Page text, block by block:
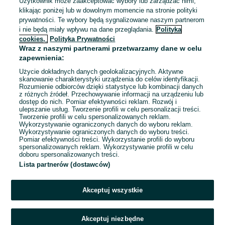
Custom Dark Hi-hat 14” ‼️
699 zł
735,14 zł z Pakietem
Ochronnym
Wągrowiec
Odświeżono dnia 05 sierpnia 2026
1 2 3 ... 32
klikając poniżej lub w dowolnym momencie na stronie polityki
prywatności. Te wybory będą sygnalizowane naszym partnerom
i nie będą miały wpływu na dane przeglądania. Polityka
cookies,
Polityka Prywatności
Wraz z naszymi partnerami przetwarzamy dane w celu
zapewnienia:
Użycie dokładnych danych geolokalizacyjnych. Aktywne
skanowanie charakterystyki urządzenia do celów identyfikacji.
Rozumienie odbiorców dzięki statystyce lub kombinacji danych
z różnych źródeł. Przechowywanie informacji na urządzeniu lub
dostęp do nich. Pomiar efektywności reklam. Rozwój i
ulepszanie usług. Tworzenie profili w celu personalizacji treści.
Tworzenie profili w celu spersonalizowanych reklam.
Wykorzystywanie ograniczonych danych do wyboru reklam.
Wykorzystywanie ograniczonych danych do wyboru treści.
Pomiar efektywności treści. Wykorzystanie profili do wyboru
spersonalizowanych reklam. Wykorzystywanie profili w celu
doboru spersonalizowanych treści.
Lista partnerów (dostawców)
Akceptuj wszystkie
Akceptuj niezbędne